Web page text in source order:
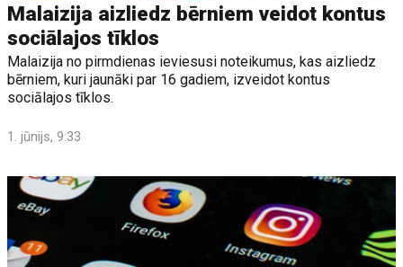
Malaizija aizliedz bērniem veidot kontus
sociālajos tīklos
Malaizija no pirmdienas ieviesusi noteikumus, kas aizliedz
bērniem, kuri jaunāki par 16 gadiem, izveidot kontus
sociālajos tīklos.
1. jūnijs, 9:33